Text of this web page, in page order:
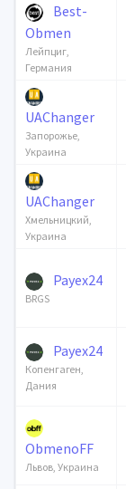
Best-
Obmen
Лейпциг,
Германия
UAChanger
Запорожье,
Украина
UAChanger
Хмельницкий,
Украина
Payex24
BRGS
Payex24
Копенгаген,
Дания
ObmenoFF
Львов, Украина